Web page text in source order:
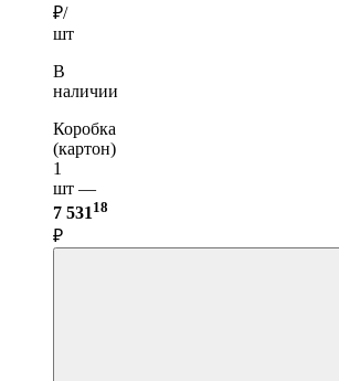
₽/
шт
В
наличии
Коробка
(картон)
1
шт —
7 531 18
₽